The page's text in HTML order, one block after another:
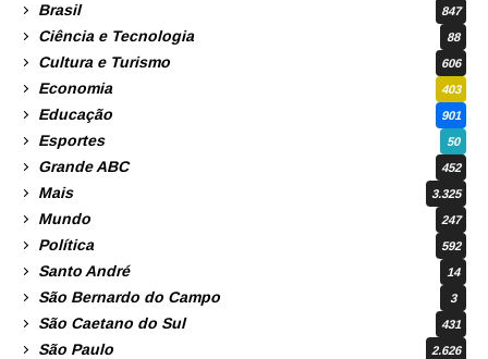
Brasil 847
Ciência e Tecnologia 88
Cultura e Turismo 606
Economia 403
Educação 901
Esportes 50
Grande ABC 452
Mais 3.325
Mundo 247
Política 592
Santo André 14
São Bernardo do Campo 3
São Caetano do Sul 431
São Paulo 2.626